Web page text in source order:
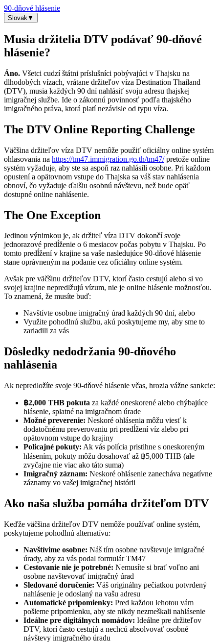
90-dňové hlásenie
Slovak▼
Musia držitelia DTV podávať 90‑dňové
hlásenie?
Áno. Všetci cudzí štátni príslušníci pobývajúci v Thajsku na
dlhodobých vízach, vrátane držiteľov víza Destination Thailand
(DTV), musia každých 90 dní nahlásiť svoju adresu thajskej
imigračnej službe. Ide o zákonnú povinnosť podľa thajského
imigračného práva, ktorá platí nezávisle od typu víza.
The DTV Online Reporting Challenge
Väčšina držiteľov víza DTV nemôže použiť oficiálny online systém
ohlasovania na https://tm47.immigration.go.th/tm47/ pretože online
systém vyžaduje, aby ste sa aspoň raz nahlásili osobne. Pri každom
opustení a opätovnom vstupe do Thajska sa váš stav nahlásenia
obnoví, čo vyžaduje ďalšiu osobnú návštevu, než bude opäť
dostupné online nahlásenie.
The One Exception
Jedinou výnimkou je, ak držiteľ víza DTV dokončí svoje
jednorazové predĺženie o 6 mesiacov počas pobytu v Thajsku. Po
tomto predĺžení v krajine sa vaše nasledujúce 90-dňové hlásenie
stane oprávneným na podanie cez oficiálny online systém.
Avšak pre väčšinu držiteľov DTV, ktorí často cestujú alebo si vo
svojej krajine nepredlžujú vízum, nie je online hlásenie možnosťou.
To znamená, že musíte buď:
Navštívte osobne imigračný úrad každých 90 dní, alebo
Využite pohodlnú službu, akú poskytujeme my, aby sme to
zariadili za vás
Dôsledky nedodržania 90-dňového
nahlásenia
Ak nepredložíte svoje 90‑dňové hlásenie včas, hrozia vážne sankcie:
฿2,000 THB pokuta za každé oneskorené alebo chýbajúce
hlásenie, splatné na imigračnom úrade
Možné preverenie: Neskoré ohlásenia môžu viesť k
dodatočnému preverovaniu pri predĺžení víz alebo pri
opätovnom vstupe do krajiny
Policajné pokuty: Ak vás polícia pristihne s oneskoreným
hlásením, pokuty môžu dosahovať až ฿5,000 THB (ale
zvyčajne nie viac ako táto suma)
Imigračný záznam: Neskoré ohlásenie zanecháva negatívne
záznamy vo vašej imigračnej histórii
Ako naša služba pomáha držiteľom DTV
Keďže väčšina držiteľov DTV nemôže používať online systém,
poskytujeme pohodlnú alternatívu:
Navštívime osobne: Náš tím osobne navštevuje imigračné
úrady, aby za vás podal formulár TM47
Cestovanie nie je potrebné: Nemusíte si brať voľno ani
osobne navštevovať imigračný úrad
Sledované doručenie: Váš originálny pečiatkou potvrdený
nahlásenie je odoslaný na vašu adresu
Automatické pripomienky: Pred každou lehotou vám
pošleme pripomienku, aby ste nikdy nezmeškali nahlásenie
Ideálne pre digitálnych nomádov: Ideálne pre držiteľov
DTV, ktorí často cestujú a nechcú absolvovať osobné
návštevy imigračného úradu